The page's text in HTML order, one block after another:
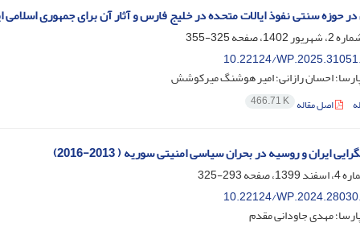
حوزه سنتی نفوذ ایالات متحده در خلیج فارس و آثار آن برای جمهوری اسلامی
325-355
10.22124/
احسان رازانی؛ امیر هوشنگ میرکوشش
اصل مقاله 466.71 K
ایران و روسیه در بحران سیاسی امنیتی سوریه ( 2013-2016)
293-325
10.22124/
مهدی جاودانی مقدم